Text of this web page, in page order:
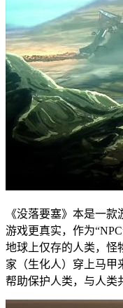
《没落要塞》本是一
游戏更真实，作为
地球上仅存的人类，怪
家（生化人）穿上马甲
帮助保护人类，与人类